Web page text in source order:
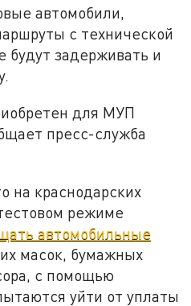
автомобили,
с технической
будут задерживать и
для МУП
пресс-служба
на краснодарских
режиме
автомобильные
масок, бумажных
с помощью
уйти от уплаты